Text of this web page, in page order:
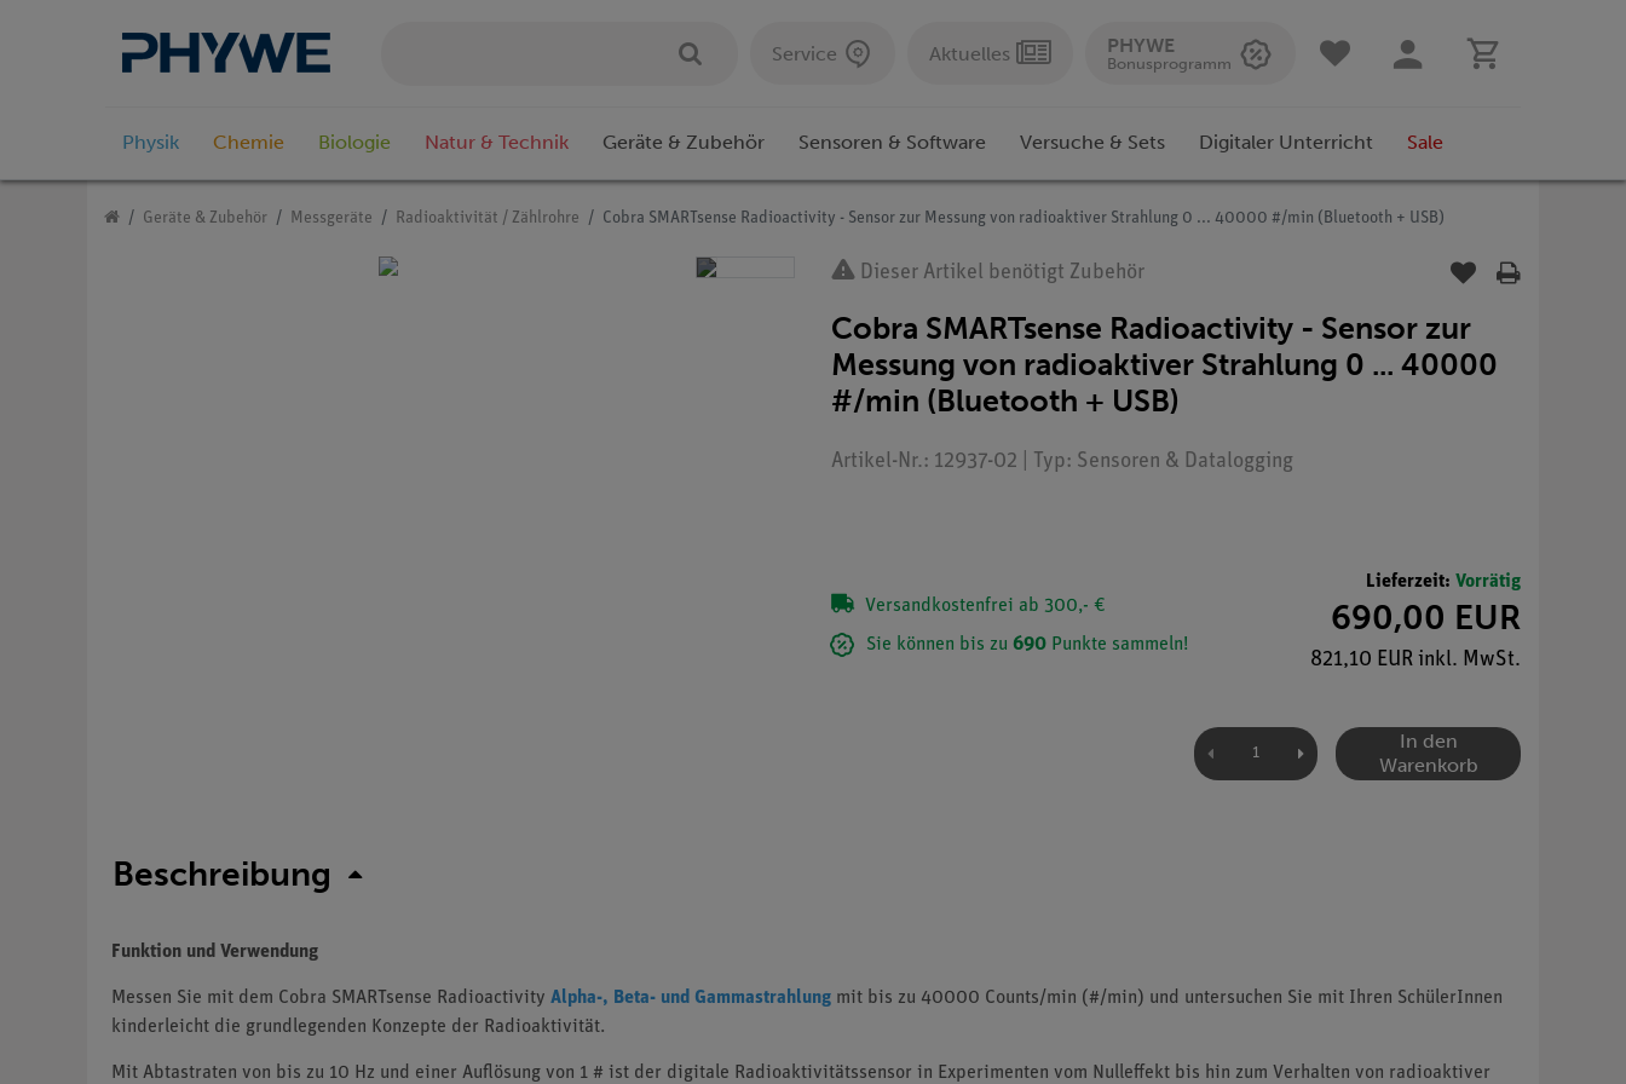
Service Aktuelles PHYWE
Bonusprogramm
Physik Chemie Biologie Natur & Technik Geräte & Zubehör Sensoren & Software Versuche & Sets Digitaler Unterricht Sale
Geräte & Zubehör Messgeräte Radioaktivität / Zählrohre Cobra SMARTsense Radioactivity - Sensor zur Messung von radioaktiver Strahlung 0 ... 40000 #/min (Bluetooth + USB)
Dieser Artikel benötigt Zubehör
Cobra SMARTsense Radioactivity - Sensor zur
Messung von radioaktiver Strahlung 0 ... 40000
#/min (Bluetooth + USB)
Artikel-Nr.: 12937-02 | Typ: Sensoren & Datalogging
Versandkostenfrei ab 300,- €
Sie können bis zu 690 Punkte sammeln!
Lieferzeit: Vorrätig
690,00 EUR
821,10 EUR inkl. MwSt.
In den
Warenkorb
Beschreibung
Funktion und Verwendung
Messen Sie mit dem Cobra SMARTsense Radioactivity Alpha-, Beta- und Gammastrahlung mit bis zu 40000 Counts/min (#/min) und untersuchen Sie mit Ihren SchülerInnen
kinderleicht die grundlegenden Konzepte der Radioaktivität.
Mit Abtastraten von bis zu 10 Hz und einer Auflösung von 1 # ist der digitale Radioaktivitätssensor in Experimenten vom Nulleffekt bis hin zum Verhalten von radioaktiver